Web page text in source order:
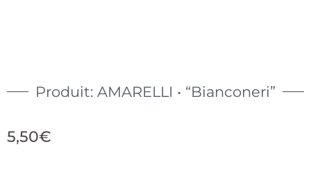
Produit: AMARELLI • “Bianconeri”
5,50€